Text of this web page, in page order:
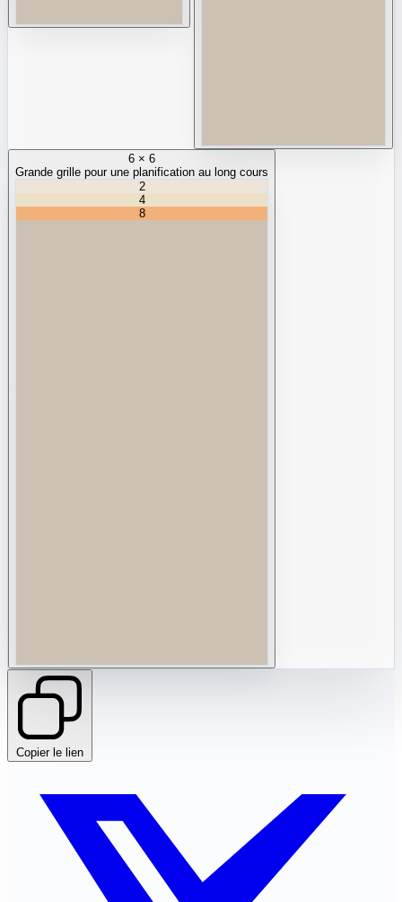
6 × 6
Grande grille pour une planification au long cours
2
4
8
Copier le lien